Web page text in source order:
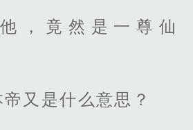
，竟然是一尊仙
又是什么意思？